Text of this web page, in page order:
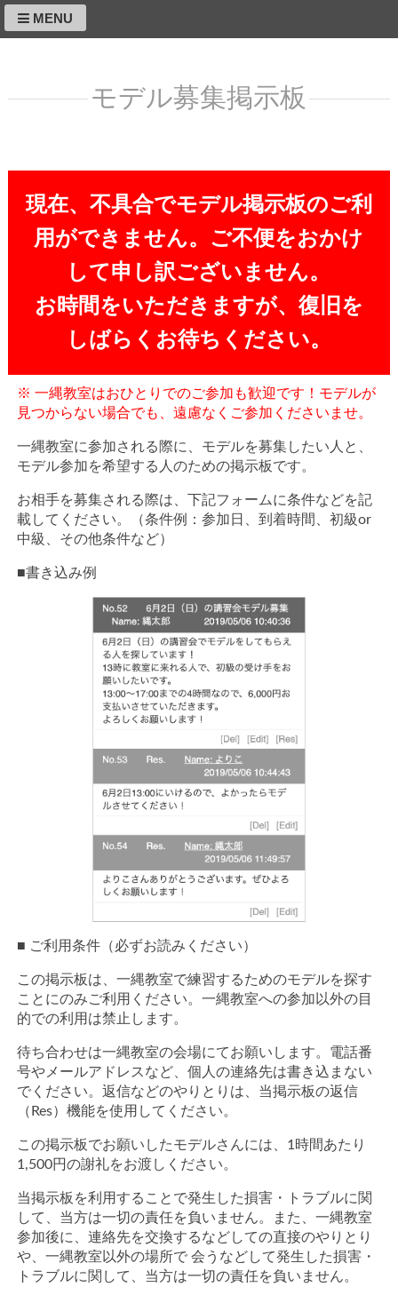
MENU
モデル募集掲示板
現在、不具合でモデル掲示板のご利
用ができません。ご不便をおかけ
して申し訳ございません。
お時間をいただきますが、復旧を
しばらくお待ちください。
※ 一縄教室はおひとりでのご参加も歓迎です！モデルが
見つからない場合でも、遠慮なくご参加くださいませ。
一縄教室に参加される際に、モデルを募集したい人と、
モデル参加を希望する人のための掲示板です。
お相手を募集される際は、下記フォームに条件などを記
載してください。（条件例：参加日、到着時間、初級or
中級、その他条件など）
■書き込み例
■ ご利用条件（必ずお読みください）
この掲示板は、一縄教室で練習するためのモデルを探す
ことにのみご利用ください。一縄教室への参加以外の目
的での利用は禁止します。
待ち合わせは一縄教室の会場にてお願いします。電話番
号やメールアドレスなど、個人の連絡先は書き込まない
でください。返信などのやりとりは、当掲示板の返信
（Res）機能を使用してください。
この掲示板でお願いしたモデルさんには、1時間あたり
1,500円の謝礼をお渡しください。
当掲示板を利用することで発生した損害・トラブルに関
して、当方は一切の責任を負いません。また、一縄教室
参加後に、連絡先を交換するなどしての直接のやりとり
や、一縄教室以外の場所で 会うなどして発生した損害・
トラブルに関して、当方は一切の責任を負いません。